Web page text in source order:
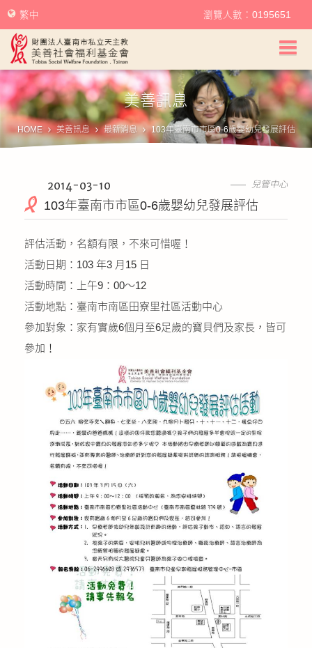
美善社會福利基金會首頁
關於美善
美善服務
幫助美善
捐款徵信
公益義賣
友善連結
網站地圖
繁中 瀏覽人數：0195651
美善訊息
HOME 美善訊息 最新消息 103年臺南市市區0-6歲嬰幼兒發展評估
兒管中心
2014-03-10
103年臺南市市區0-6歲嬰幼兒發展評估
評估活動，名額有限，不來可惜喔！
活動日期：103 年3 月15 日
活動時間：上午9：00～12
活動地點：臺南市南區田寮里社區活動中心
參加對象：家有實歲6個月至6足歲的寶貝們及家長，皆可
參加！